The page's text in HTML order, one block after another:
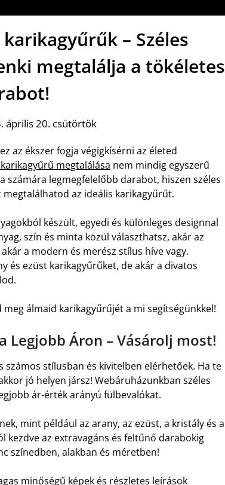
– Széles
megtalálja a tökéletes
április 20. csütörtök
az ékszer fogja végigkísérni az életed
megtalálása nem mindig egyszerű
legmegfelelőbb darabot, hiszen széles
az ideális karikagyűrűt.
készült, egyedi és különleges designnal
szín és minta közül választhatsz, akár az
a modern és merész stílus híve vagy.
és ezüst karikagyűrűket, de akár a divatos
álmaid karikagyűrűjét a mi segítségünkkel!
Legjobb Áron – Vásárolj most!
számos stílusban és kivitelben elérhetőek. Ha te
jó helyen jársz! Webáruházunkban széles
ár-érték arányú fülbevalókat.
mint például az arany, az ezüst, a kristály és a
kezdve az extravagáns és feltűnő darabokig
színedben, alakban és méretben!
minőségű képek és részletes leírások